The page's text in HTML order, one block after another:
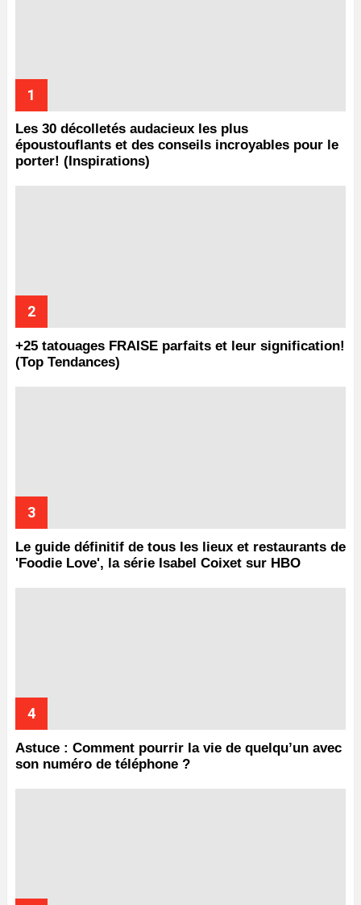
Les 30 décolletés audacieux les plus
époustouflants et des conseils incroyables pour le
porter! (Inspirations)
+25 tatouages ​​FRAISE parfaits et leur signification!
(Top Tendances)
Le guide définitif de tous les lieux et restaurants de
'Foodie Love', la série Isabel Coixet sur HBO
Astuce : Comment pourrir la vie de quelqu’un avec
son numéro de téléphone ?